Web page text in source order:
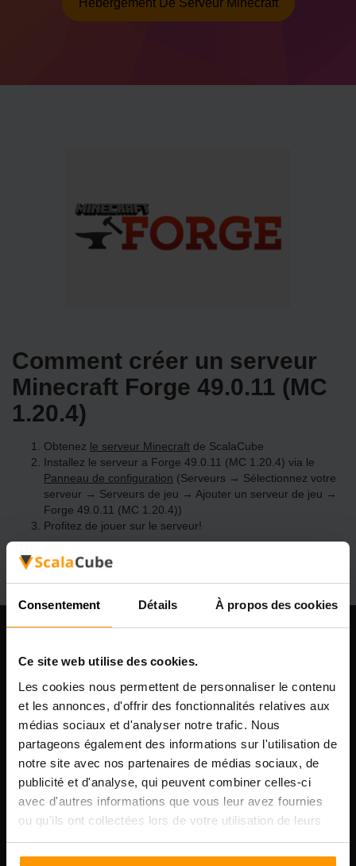
Consentement Détails À propos des cookies
Ce site web utilise des cookies.
Les cookies nous permettent de personnaliser le contenu
et les annonces, d'offrir des fonctionnalités relatives aux
médias sociaux et d'analyser notre trafic. Nous
partageons également des informations sur l'utilisation de
notre site avec nos partenaires de médias sociaux, de
publicité et d'analyse, qui peuvent combiner celles-ci
avec d'autres informations que vous leur avez fournies
ou qu'ils ont collectées lors de votre utilisation de leurs
services.
Hébergement De Serveur Minecraft
Comment créer un serveur
Minecraft Forge 49.0.11 (MC
1.20.4)
Obtenez le serveur Minecraft de ScalaCube
Installez le serveur a Forge 49.0.11 (MC 1.20.4) via le
Panneau de configuration (Serveurs → Sélectionnez votre
serveur → Serveurs de jeu → Ajouter un serveur de jeu →
Forge 49.0.11 (MC 1.20.4))
Profitez de jouer sur le serveur!
Scalable Hosting Solutions OÜ
Code d'enregistrement: 14652605
numéro de TVA: EE102133820
Adresse: Harju maakond, Tallinn, Kesklinna linnaosa,
Vesivärava tn 50-201, 10152